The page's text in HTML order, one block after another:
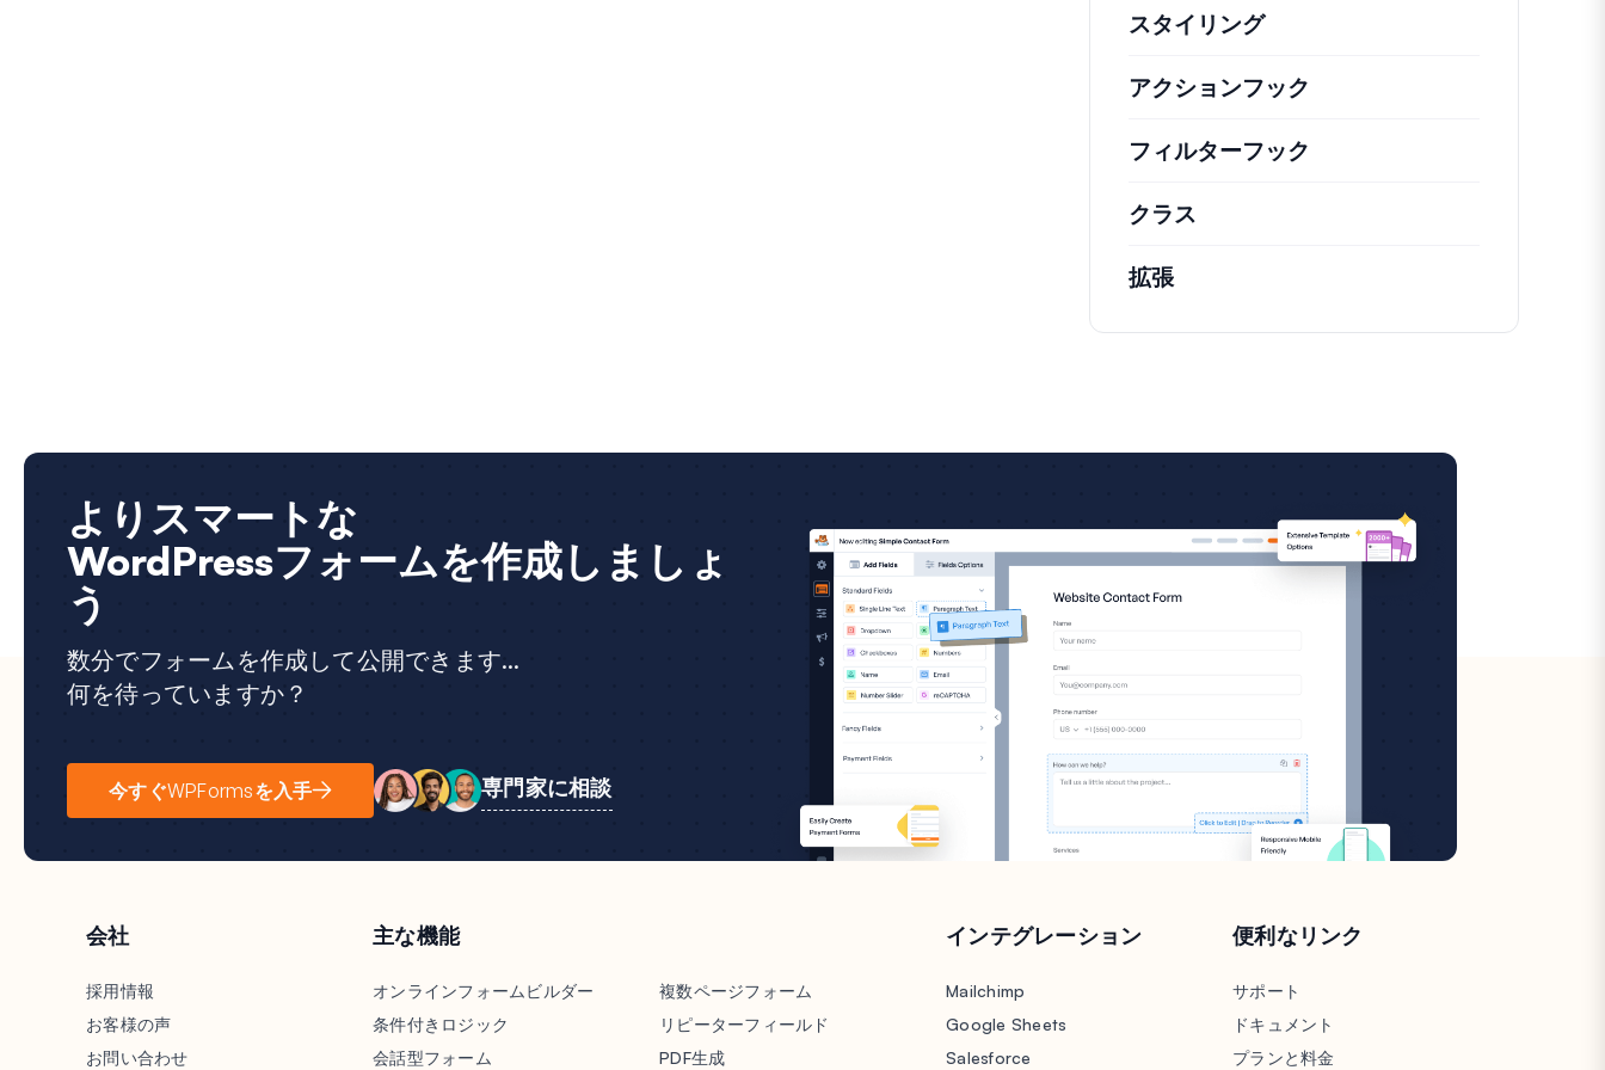
スタイリング
アクションフック
フィルターフック
クラス
拡張
よりスマートな
WordPressフォームを作成しましょ
う
数分でフォームを作成して公開できます...
何を待っていますか？
今すぐWPFormsを入手 専門家に相談
会社
採用情報
お客様の声
お問い合わせ
主な機能
オンラインフォームビルダー
条件付きロジック
会話型フォーム
複数ページフォーム
リピーターフィールド
PDF生成
インテグレーション
Mailchimp
Google Sheets
Salesforce
便利なリンク
サポート
ドキュメント
プランと料金